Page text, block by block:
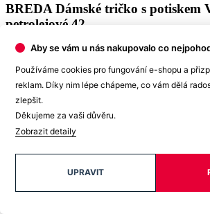
BREDA Dámské tričko s potiskem
petrolejové 42
Cena 1 099 Kč
Přihlášení zákazníka
E-mail
Heslo
Zapomněli jste heslo?
PŘIHLÁSIT SE
Získáte přístup k novinkám,
Aby se vám u nás nakupovalo co
Používáme cookies pro fungování e-shopu a
reklam. Díky nim lépe chápeme, co vám dělá
zlepšit.
Děkujeme za vaši důvěru.
Zobrazit detaily
UPRAVIT